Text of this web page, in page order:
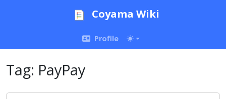
Coyama Wiki
Profile
Tag: PayPay